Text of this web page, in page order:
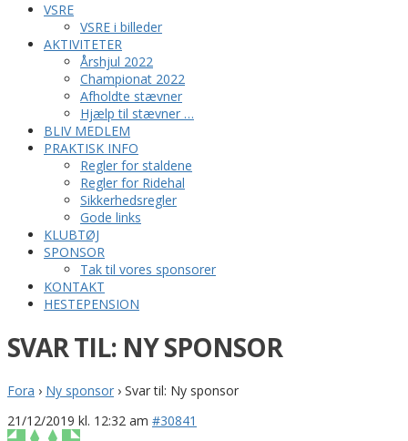
VSRE
VSRE i billeder
AKTIVITETER
Årshjul 2022
Championat 2022
Afholdte stævner
Hjælp til stævner …
BLIV MEDLEM
PRAKTISK INFO
Regler for staldene
Regler for Ridehal
Sikkerhedsregler
Gode links
KLUBTØJ
SPONSOR
Tak til vores sponsorer
KONTAKT
HESTEPENSION
SVAR TIL: NY SPONSOR
Fora › Ny sponsor › Svar til: Ny sponsor
21/12/2019 kl. 12:32 am #30841